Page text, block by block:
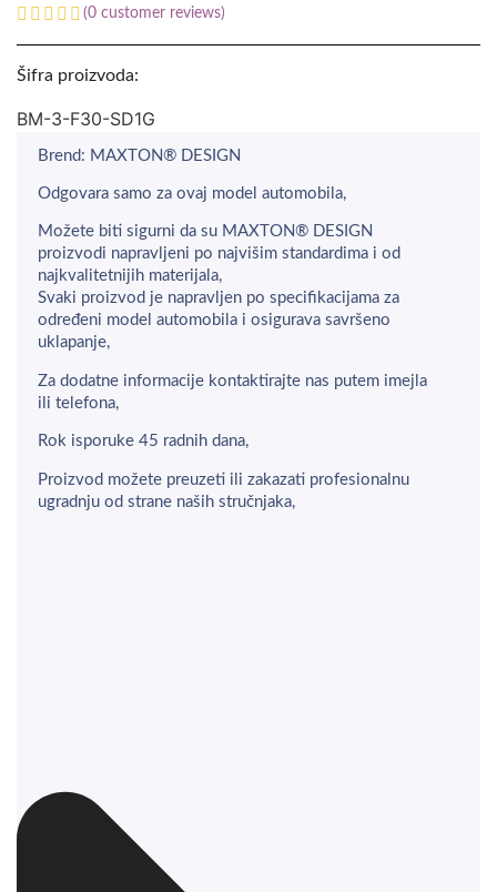
(0 customer reviews)
Šifra proizvoda:
BM-3-F30-SD1G
Brend: MAXTON® DESIGN
Odgovara samo za ovaj model automobila,
Možete biti sigurni da su MAXTON® DESIGN
proizvodi napravljeni po najvišim standardima i od
najkvalitetnijih materijala,
Svaki proizvod je napravljen po specifikacijama za
određeni model automobila i osigurava savršeno
uklapanje,
Za dodatne informacije kontaktirajte nas putem imejla
ili telefona,
Rok isporuke 45 radnih dana,
Proizvod možete preuzeti ili zakazati profesionalnu
ugradnju od strane naših stručnjaka,